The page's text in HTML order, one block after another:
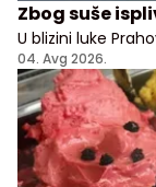
Zbog suše
U blizini luke
potopljenih
04. Avg 2026.